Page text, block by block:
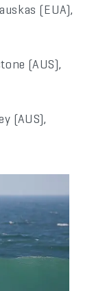
(EUA),
(AUS),
(AUS),